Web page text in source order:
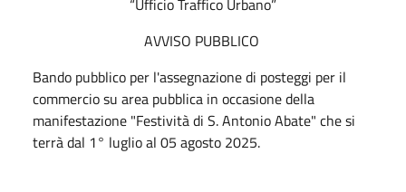
“Ufficio Traffico Urbano”
AVVISO PUBBLICO
Bando pubblico per l'assegnazione di posteggi per il
commercio su area pubblica in occasione della
manifestazione "Festività di S. Antonio Abate" che si
terrà dal 1° luglio al 05 agosto 2025.